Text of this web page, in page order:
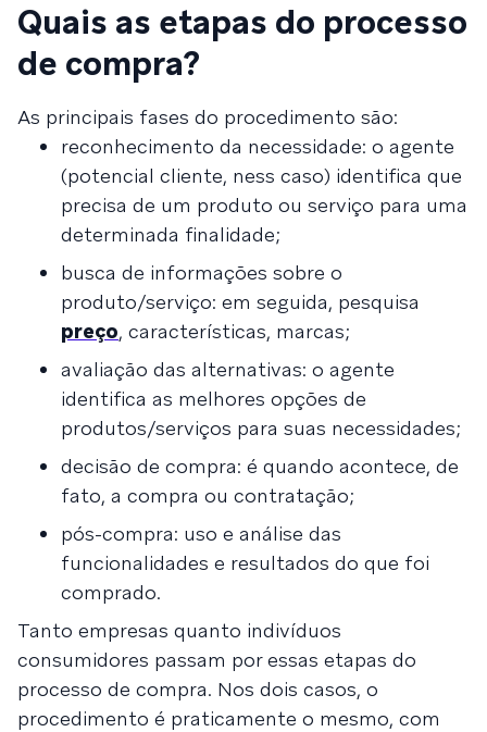
Quais as etapas do processo
de compra?
As principais fases do procedimento são:
reconhecimento da necessidade: o agente
(potencial cliente, ness caso) identifica que
precisa de um produto ou serviço para uma
determinada finalidade;
busca de informações sobre o
produto/serviço: em seguida, pesquisa
preço, características, marcas;
avaliação das alternativas: o agente
identifica as melhores opções de
produtos/serviços para suas necessidades;
decisão de compra: é quando acontece, de
fato, a compra ou contratação;
pós-compra: uso e análise das
funcionalidades e resultados do que foi
comprado.
Tanto empresas quanto indivíduos
consumidores passam por essas etapas do
processo de compra. Nos dois casos, o
procedimento é praticamente o mesmo, com